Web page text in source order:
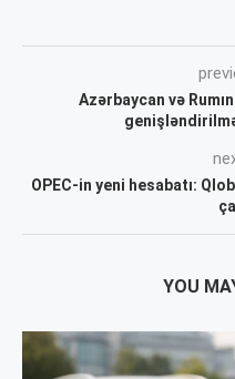
Azərbaycan və
OPEC-in yeni hesabatı:
YOU